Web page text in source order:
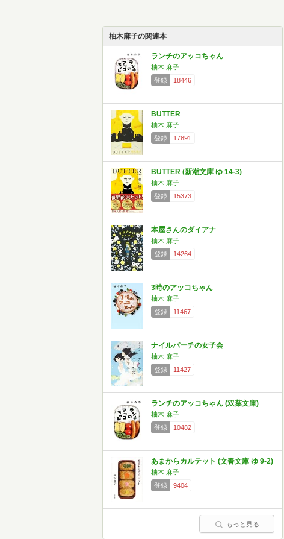
柚木麻子の関連本
ランチのアッコちゃん
柚木 麻子
登録
18446
BUTTER
柚木 麻子
登録
17891
BUTTER (新潮文庫 ゆ 14-3)
柚木 麻子
登録
15373
本屋さんのダイアナ
柚木 麻子
登録
14264
3時のアッコちゃん
柚木 麻子
登録
11467
ナイルパーチの女子会
柚木 麻子
登録
11427
ランチのアッコちゃん (双葉文庫)
柚木 麻子
登録
10482
あまからカルテット (文春文庫 ゆ 9-2)
柚木 麻子
登録
9404
もっと見る